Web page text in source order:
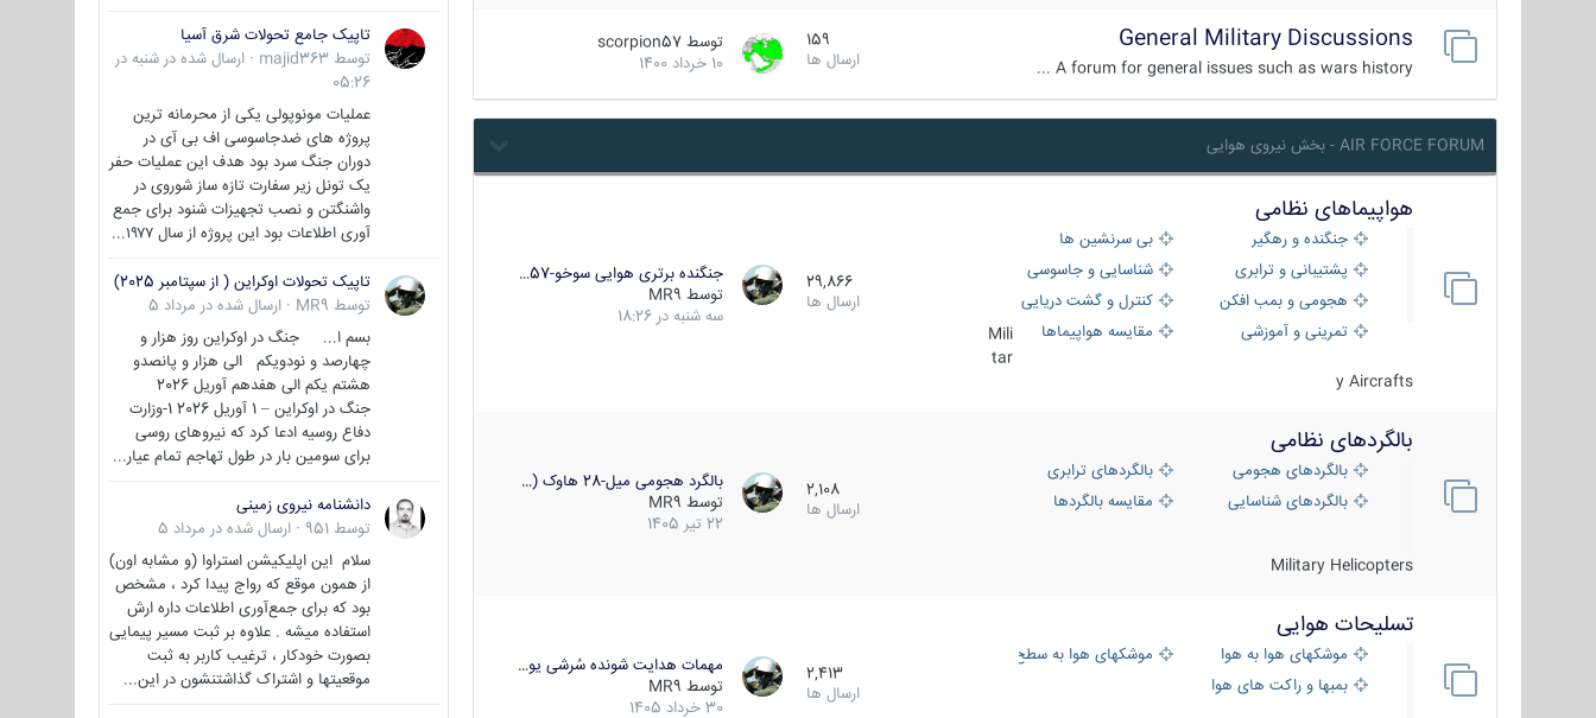
General Military Discussions
A forum for general issues such as wars history ...
159
ارسال ها
توسط scorpion57
10 خرداد 1400
AIR FORCE FORUM - بخش نیروی هوایی
هواپیماهای نظامی
جنگنده و رهگیر
بی سرنشین ها
پشتیبانی و ترابری
شناسایی و جاسوسی
هجومی و بمب افکن
کنترل و گشت دریایی
تمرینی و آموزشی
مقایسه هواپیماها
Mili
tar
y Aircrafts
29,866
ارسال ها
جنگنده برتری هوایی سوخو-57…
توسط MR9
سه شنبه در 18:26
بالگردهای نظامی
بالگردهای هجومی
بالگردهای ترابری
بالگردهای شناسایی
مقایسه بالگردها
Military Helicopters
2,108
ارسال ها
بالگرد هجومی میل-28 هاوک (…
توسط MR9
22 تیر 1405
تسلیحات هوایی
موشکهای هوا به هوا
موشکهای هوا به سطح
بمبها و راکت های هوایی
2,413
ارسال ها
مهمات هدایت شونده سُرشی یو…
توسط MR9
30 خرداد 1405
تاپیک جامع تحولات شرق آسیا
توسط majid363
· ارسال شده در شنبه در
05:26
عملیات مونوپولی یکی از محرمانه ترین
پروژه های ضدجاسوسی اف بی آی در
دوران جنگ سرد بود هدف این عملیات حفر
یک تونل زیر سفارت تازه ساز شوروی در
واشنگتن و نصب تجهیزات شنود برای جمع
آوری اطلاعات بود این پروژه از سال ۱۹۷۷...
تاپیک تحولات اوکراین ( از سپتامبر 2025)
توسط MR9
· ارسال شده در مرداد 5
بسم ا... جنگ در اوکراین روز هزار و
چهارصد و نودویکم الی هزار و پانصدو
هشتم یکم الی هفدهم آوریل 2026
جنگ در اوکراین – 1 آوریل 2026 1-وزارت
دفاع روسیه ادعا کرد که نیروهای روسی
برای سومین بار در طول تهاجم تمام عیار...
دانشنامه نیروی زمینی
توسط 951
· ارسال شده در مرداد 5
سلام این اپلیکیشن استراوا (و مشابه اون)
از همون موقع که رواج پیدا کرد ، مشخص
بود که برای جمع‌آوری اطلاعات داره ارش
استفاده میشه . علاوه بر ثبت مسیر پیمایی
بصورت خودکار ، ترغیب کاربر به ثبت
موقعیتها و اشتراک‌ گذاشتنشون در این...